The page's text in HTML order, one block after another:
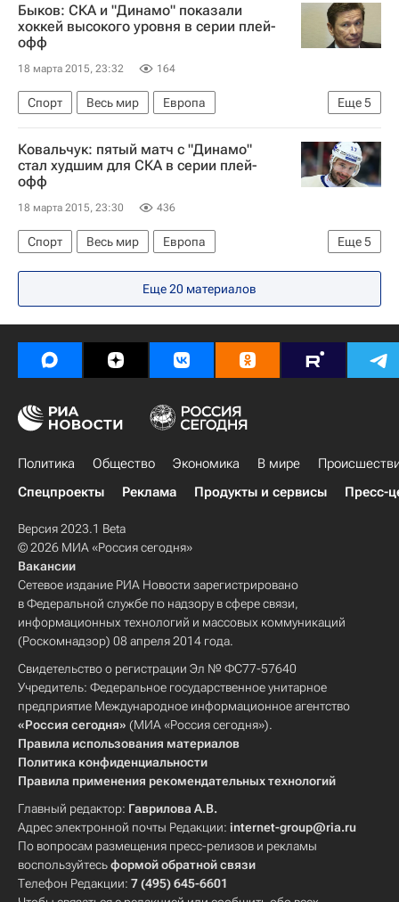
Быков: СКА и "Динамо" показали
хоккей высокого уровня в серии плей-
офф
18 марта 2015, 23:32 164
Еще5
Спорт Весь мир
Европа
Вячеслав Быков
Чемпионат Континентальной хоккейной лиги
СКА (Санкт-Петербург)
ХК Динамо (Москва)
Россия
Ковальчук: пятый матч с "Динамо"
стал худшим для СКА в серии плей-
офф
18 марта 2015, 23:30 436
Еще5
Спорт Весь мир
Европа
Илья Ковальчук
Чемпионат Континентальной хоккейной лиги
СКА (Санкт-Петербург)
ХК Динамо (Москва)
Россия
Еще 20 материалов
Политика Общество Экономика В мире
Спецпроекты
Реклама Продукты и сервисы Пресс-
Версия 2023.1 Beta
© 2026 МИА «Россия сегодня»
Вакансии
Сетевое издание РИА Новости зарегистрировано
в Федеральной службе по надзору в сфере связи,
информационных технологий и массовых коммуникаций
(Роскомнадзор) 08 апреля 2014 года.
Свидетельство о регистрации Эл № ФС77-57640
Учредитель: Федеральное государственное унитарное
предприятие Международное информационное агентство
«Россия сегодня» (МИА «Россия сегодня»).
Правила использования материалов
Политика конфиденциальности
Правила применения рекомендательных технологий
Главный редактор: Гаврилова А.В.
Адрес электронной почты Редакции: internet-group@ria.ru
По вопросам размещения пресс-релизов и рекламы
воспользуйтесьформой обратной связи
Телефон Редакции: 7 (495) 645-6601